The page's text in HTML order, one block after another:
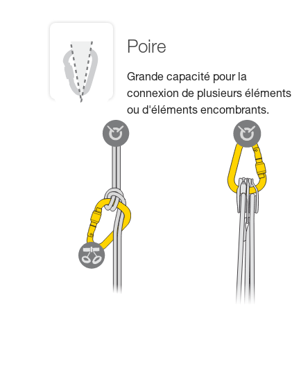
Poire
Grande capacité pour la
connexion de plusieurs éléments
ou d'éléments encombrants.